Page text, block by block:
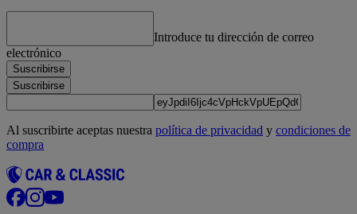
Introduce tu dirección de correo
electrónico
Suscribirse
Suscribirse
Al suscribirte aceptas nuestra política de privacidad y condiciones de
compra